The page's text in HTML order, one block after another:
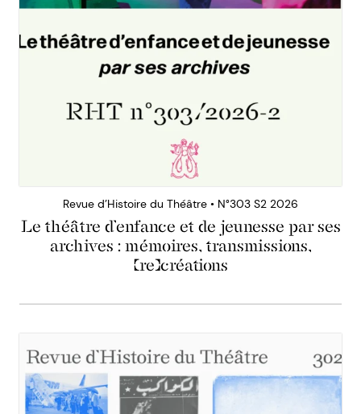
Revue d’Histoire du Théâtre • N°303 S2 2026
Le théâtre d’enfance et de jeunesse par ses
archives : mémoires, transmissions,
(re)créations